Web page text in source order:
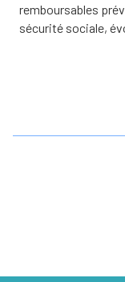
remboursables
sécurité sociale,